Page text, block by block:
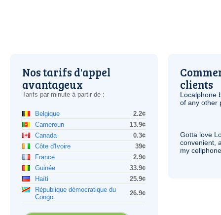
Nos tarifs d'appel
avantageux
Tarifs par minute à partir de :
Belgique
2.2¢
Cameroun
13.9¢
Canada
0.3¢
Côte d'Ivoire
39¢
France
2.9¢
Guinée
33.9¢
Haïti
25.9¢
République démocratique du
Congo
26.9¢
clients
Localphone
of any other
Gotta love
convenient,
my